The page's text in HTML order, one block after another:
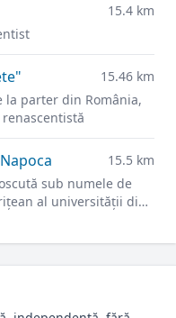
15.4 km
15.46 km
la parter din România,
15.5 km
sub numele de
al universității din